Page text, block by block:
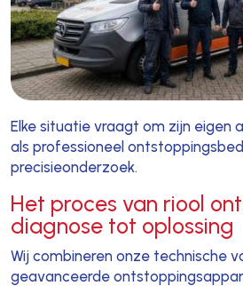
Elke situatie vraagt om zijn eigen
als professioneel
precisieonderzoek.
Het proces van riool
diagnose tot oplossing
Wij combineren onze technische
geavanceerde